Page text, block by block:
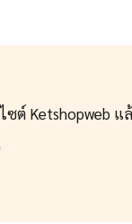
ซต์ Ketshopweb